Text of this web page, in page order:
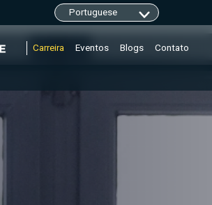
Carreira Eventos Blogs Contato